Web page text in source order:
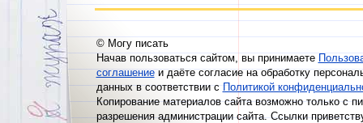
© Могу писать
Начав пользоваться сайтом, вы принимаете
соглашениеи даёте согласие на обработку
данных в соответствии сПолитикой
Копирование материалов сайта возможно только с
разрешения администрации сайта. Ссылки